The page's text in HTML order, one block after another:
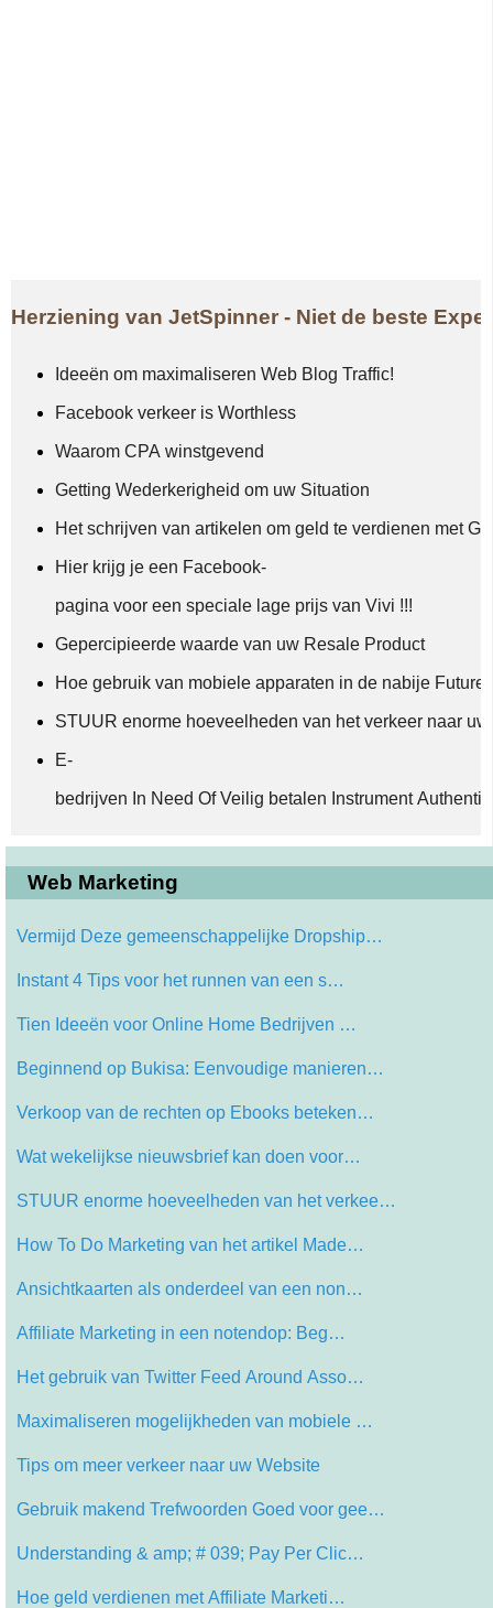
Herziening van JetSpinner - Niet de beste
Ideeën om maximaliseren Web Blog Traffic!
Facebook verkeer is Worthless
Waarom CPA winstgevend
Getting Wederkerigheid om uw Situation
Het schrijven van artikelen om geld te verdienen met
Hier krijg je een Facebook-
pagina voor een speciale lage prijs van Vivi !!!
Gepercipieerde waarde van uw Resale Product
Hoe gebruik van mobiele apparaten in de nabije Future
STUUR enorme hoeveelheden van het verkeer naar
E-
bedrijven In Need Of Veilig betalen Instrument
Web Marketing
Vermijd Deze gemeenschappelijke Dropship…
Instant 4 Tips voor het runnen van een s…
Tien Ideeën voor Online Home Bedrijven …
Beginnend op Bukisa: Eenvoudige manieren…
Verkoop van de rechten op Ebooks beteken…
Wat wekelijkse nieuwsbrief kan doen voor…
STUUR enorme hoeveelheden van het verkee…
How To Do Marketing van het artikel Made…
Ansichtkaarten als onderdeel van een non…
Affiliate Marketing in een notendop: Beg…
Het gebruik van Twitter Feed Around Asso…
Maximaliseren mogelijkheden van mobiele …
Tips om meer verkeer naar uw Website
Gebruik makend Trefwoorden Goed voor gee…
Understanding & amp; # 039; Pay Per Clic…
Hoe geld verdienen met Affiliate Marketi…